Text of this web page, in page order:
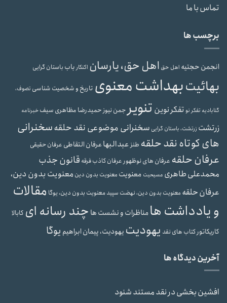
تماس با ما
برچسب ها
انجمن حجتیه اهل حق اهل حق، یارسان اکنکارباب باستان گرایی
بهائیتبهداشت معنوی تاریخ و شخصیت شناسی تصوف،
گنابادیه تفکر نوتفکر نوین تنویر جمن نیوز حمیدرضا مظاهری سیفخبرنامه
زرتشت زرتشت، باستان گرایی سخنرانی موضوعی نقد حلقهسخنرانی
های کوتاه نقد حلقه طنز عبدالبهاعرفان التقاطی عرفان حقیقی
عرفان حلقه عرفان های نوظهور عرفان کاذبفرقه قانون جذب
محمدعلی طاهری مسیحیت معنویت معنویت بدون دین معنویت بدون دین،
عرفان حلقه معنویت بدون دین، نهضت سپیدمعنویت بدون دین، یوگا مقالات
و یادداشت هامناظرات و نشست ها چند رسانه ای کابالا
کاریکاتور کتاب های نقد یهودیت یهودیت، پیمان ابراهیم یوگا
آخرین دیدگاه ها
افشین بخشیدرنقد مستند شنود